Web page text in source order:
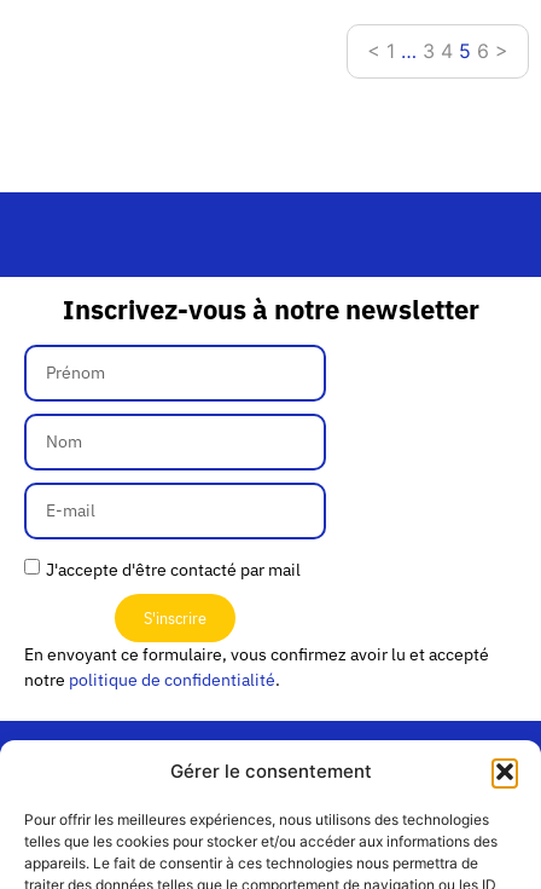
Gérer le consentement
Pour offrir les meilleures expériences, nous utilisons des technologies
telles que les cookies pour stocker et/ou accéder aux informations des
appareils. Le fait de consentir à ces technologies nous permettra de
traiter des données telles que le comportement de navigation ou les ID
< 1 … 3 4 5 6 >
Inscrivez-vous à notre newsletter
J'accepte d'être contacté par mail
S'inscrire
En envoyant ce formulaire, vous confirmez avoir lu et accepté
notre politique de confidentialité.
Contact
« Les
Passerelles »
24 Avenue
Rejoignez-
nous